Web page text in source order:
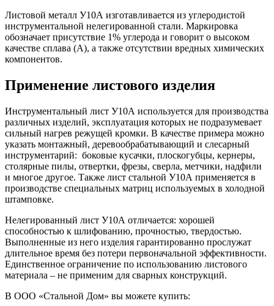
Листовой металл У10А изготавливается из углеродистой
инструментальной нелегированной стали. Маркировка
обозначает присутствие 1% углерода и говорит о высоком
качестве сплава (А), а также отсутствии вредных химических
компонентов.
Применение листового изделия
Инструментальный лист У10А используется для производства
различных изделий, эксплуатация которых не подразумевает
сильный нагрев режущей кромки. В качестве примера можно
указать монтажный, деревообрабатывающий и слесарный
инструментарий: боковые кусачки, плоскогубцы, кернеры,
столярные пилы, отвертки, фрезы, сверла, метчики, надфили
и многое другое. Также лист стальной У10А применяется в
производстве специальных матриц используемых в холодной
штамповке.
Нелегированный лист У10А отличается: хорошей
способностью к шлифованию, прочностью, твердостью.
Выполненные из него изделия гарантированно прослужат
длительное время без потери первоначальной эффективности.
Единственное ограничение по использованию листового
материала – не применим для сварных конструкций.
В ООО «Стальной Дом» вы можете купить: